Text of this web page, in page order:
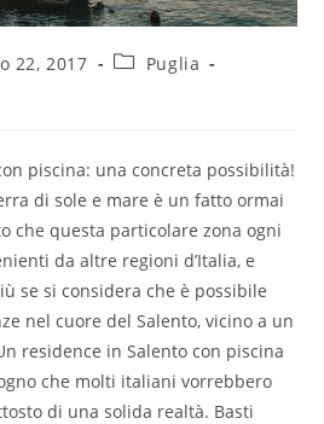
22, 2017
Puglia
piscina: una concreta possibilità!
di sole e mare è un fatto ormai
che questa particolare zona ogni
da altre regioni d’Italia, e
se si considera che è possibile
nel cuore del Salento, vicino a un
residence in Salento con piscina
che molti italiani vorrebbero
di una solida realtà. Basti